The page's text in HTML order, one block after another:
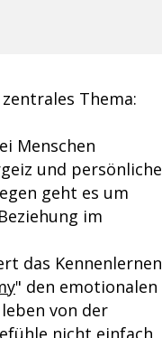
Thema:
Menschen
und persönliche
geht es um
im
das Kennenlernen
" den emotionalen
von der
nicht einfach